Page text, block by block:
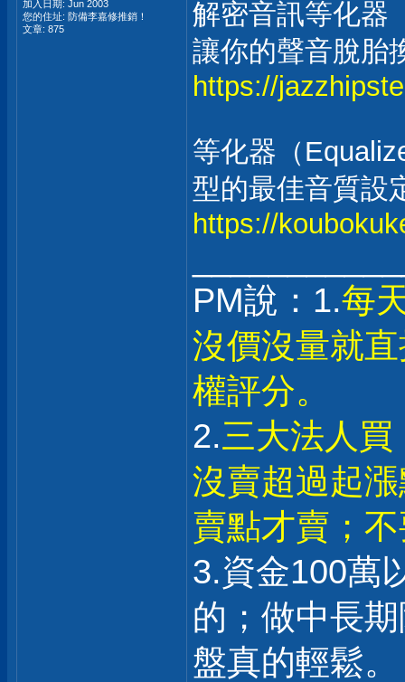
加入日期: Jun 2003
您的住址: 防備李嘉修推銷！
文章: 875
解密音訊等化器
讓你的聲音脫胎
https://
等化器（
型的最佳音質設
https://
PM說：1.每
沒價沒量就
權評分。
2.三大法人
沒賣超過起
賣點才賣；
3.資金100萬
的；做中長
盤真的輕鬆。